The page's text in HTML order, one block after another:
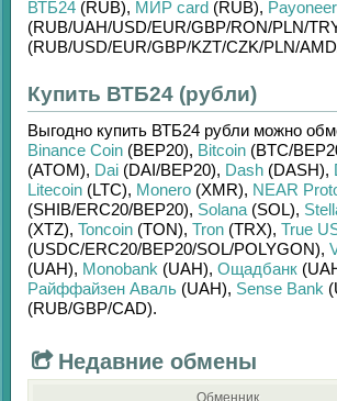
ВТБ24(RUB), МИР card(RUB), Payoneer
(RUB/UAH/USD/EUR/GBP/RON/PLN/
(RUB/USD/EUR/GBP/KZT/CZK/PLN/
Купить ВТБ24 (рубли)
Выгодно купить ВТБ24 рублиможно
Binance Coin(BEP20), Bitcoin(BTC/
(ATOM), Dai(DAI/BEP20), Dash(DASH),
Litecoin(LTC), Monero(XMR), NEAR
(SHIB/ERC20/BEP20), Solana(SOL),
(XTZ), Toncoin(TON), Tron(TRX), True
(USDC/ERC20/BEP20/SOL/POLYGON),
(UAH), Monobank (UAH), Ощадбанк
Райффайзен Аваль(UAH), Sense Bank
(RUB/GBP/CAD).
Недавние обмены
Обменник